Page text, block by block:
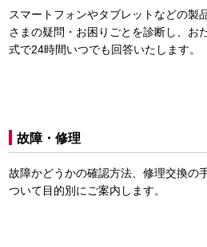
スマートフォンやタブレットなどの製
さまの疑問・お困りごとを診断し、お
式で24時間いつでも回答いたします。
故障・修理
故障かどうかの確認方法、修理交換の
ついて目的別にご案内します。